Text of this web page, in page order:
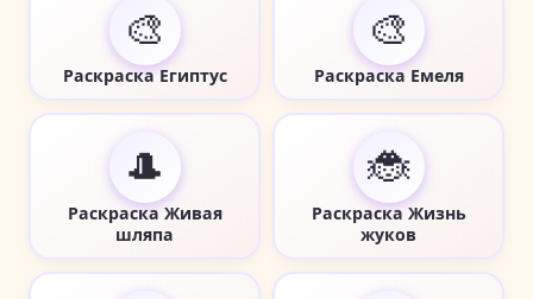
🎨
Раскраска Египтус
🎨
Раскраска Емеля
🎩
Раскраска Живая
шляпа
🐞
Раскраска Жизнь
жуков